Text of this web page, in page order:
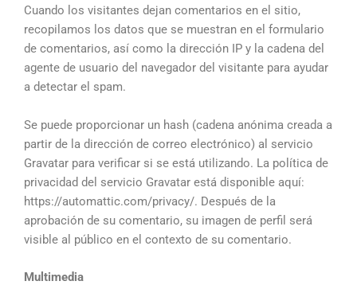
Cuando los visitantes dejan comentarios en el sitio,
recopilamos los datos que se muestran en el formulario
de comentarios, así como la dirección IP y la cadena del
agente de usuario del navegador del visitante para ayudar
a detectar el spam.
Se puede proporcionar un hash (cadena anónima creada a
partir de la dirección de correo electrónico) al servicio
Gravatar para verificar si se está utilizando. La política de
privacidad del servicio Gravatar está disponible aquí:
https://automattic.com/privacy/. Después de la
aprobación de su comentario, su imagen de perfil será
visible al público en el contexto de su comentario.
Multimedia